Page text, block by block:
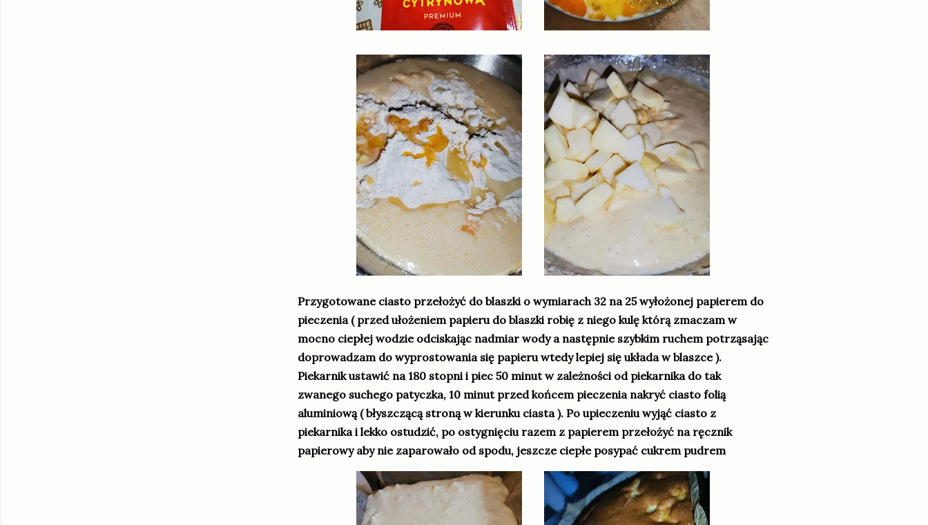
Przygotowane ciasto przełożyć do blaszki o wymiarach 32 na 25 wyłożonej papierem do
pieczenia ( przed ułożeniem papieru do blaszki robię z niego kulę którą zmaczam w
mocno ciepłej wodzie odciskając nadmiar wody a następnie szybkim ruchem potrząsając
doprowadzam do wyprostowania się papieru wtedy lepiej się układa w blaszce ).
Piekarnik ustawić na 180 stopni i piec 50 minut w zależności od piekarnika do tak
zwanego suchego patyczka, 10 minut przed końcem pieczenia nakryć ciasto folią
aluminiową ( błyszczącą stroną w kierunku ciasta ). Po upieczeniu wyjąć ciasto z
piekarnika i lekko ostudzić, po ostygnięciu razem z papierem przełożyć na ręcznik
papierowy aby nie zaparowało od spodu, jeszcze ciepłe posypać cukrem pudrem